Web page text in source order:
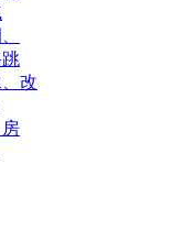
改